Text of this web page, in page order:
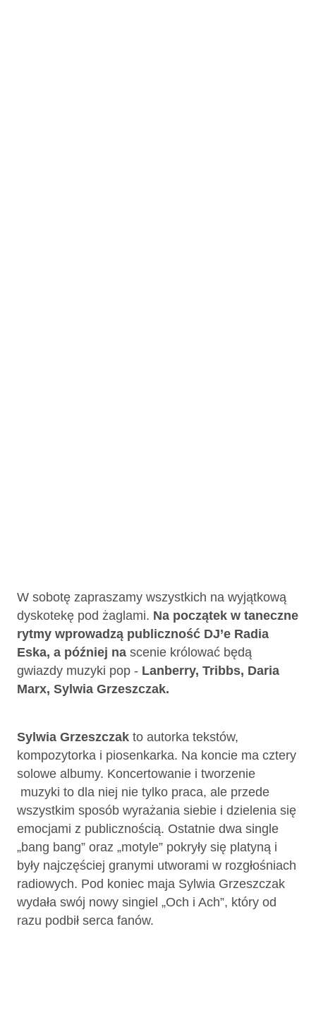
W sobotę zapraszamy wszystkich na wyjątkową
dyskotekę pod żaglami. Na początek w taneczne
rytmy wprowadzą publiczność DJ’e Radia
Eska, a później na scenie królować będą
gwiazdy muzyki pop - Lanberry, Tribbs, Daria
Marx, Sylwia Grzeszczak.
Sylwia Grzeszczak to autorka tekstów,
kompozytorka i piosenkarka. Na koncie ma cztery
solowe albumy. Koncertowanie i tworzenie
muzyki to dla niej nie tylko praca, ale przede
wszystkim sposób wyrażania siebie i dzielenia się
emocjami z publicznością. Ostatnie dwa single
„bang bang” oraz „motyle” pokryły się platyną i
były najczęściej granymi utworami w rozgłośniach
radiowych. Pod koniec maja Sylwia Grzeszczak
wydała swój nowy singiel „Och i Ach”, który od
razu podbił serca fanów.